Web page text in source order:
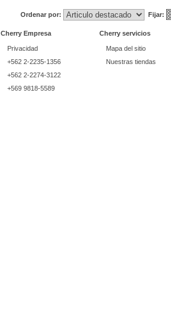
Ordenar por: Fijar:
Cherry Empresa
Privacidad
+562 2-2235-1356
+562 2-2274-3122
+569 9818-5589
Cherry servicios
Mapa del sitio
Nuestras tiendas